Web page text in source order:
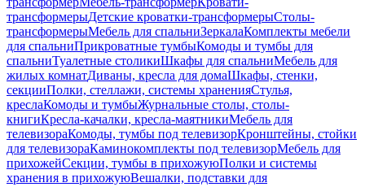
трансформерыДетские кроватки-трансформерыСтолы-
трансформерыМебель для спальниЗеркалаКомплекты мебели
для спальниПрикроватные тумбыКомоды и тумбы для
спальниТуалетные столикиШкафы для спальниМебель для
жилых комнатДиваны, кресла для домаШкафы, стенки,
секцииПолки, стеллажи, системы храненияСтулья,
креслаКомоды и тумбыЖурнальные столы, столы-
книгиКресла-качалки, кресла-маятникиМебель для
телевизораКомоды, тумбы под телевизорКронштейны, стойки
для телевизораКаминокомплекты под телевизорМебель для
прихожейСекции, тумбы в прихожуюПолки и системы
хранения в прихожуюВешалки, подставки для